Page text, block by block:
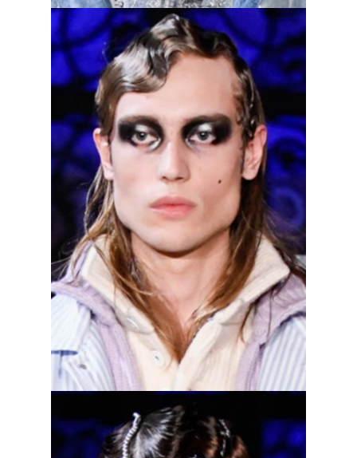
Who Decides War, осень–зима 2023/2024
Высветленные брови
«Я хотела бросить вызов
традиционному представлению
о женственности и красоте
и изменить его», —рассказывает
Тори Берч о коллекции. И это
обновление канонов явно
коснулось и мейкапа: как насчет
лица без бровей? Тем более что
визажисты с показа Tory Burch
далеко не одиноки: с осветленными